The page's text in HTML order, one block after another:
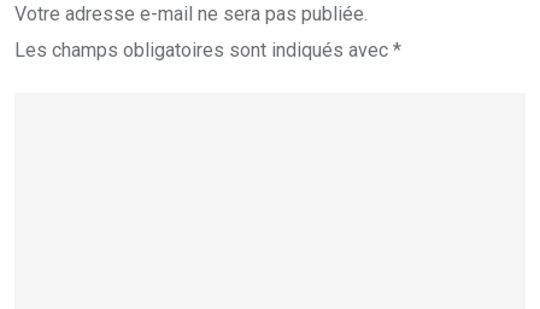
Votre adresse e-mail ne sera pas publiée.
Les champs obligatoires sont indiqués avec *